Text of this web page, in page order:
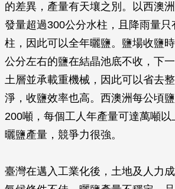
的差異，產量有天壤之別。以西澳
發量超過300公分水柱，且降雨量只
柱，因此可以全年曬鹽。鹽場收鹽
公分左右的鹽在結晶池底不收，下
土層並承載重機械，因此可以省去
淨，收鹽效率也高。西澳洲每公頃
200噸，每個工人年產量可達萬噸
曬鹽產量，競爭力很強。
臺灣在邁入工業化後，土地及人力